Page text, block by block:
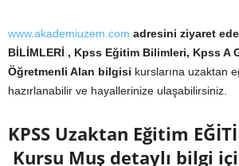
www.akademiuzem.com adresini ziyaret
BİLİMLERİ , Kpss Eğitim Bilimleri, Kpss A
Öğretmenli Alan bilgisi kurslarına uzaktan
hazırlanabilir ve hayallerinize ulaşabilirsiniz.
KPSS Uzaktan Eğitim
Kursu Muş detaylı bilgi